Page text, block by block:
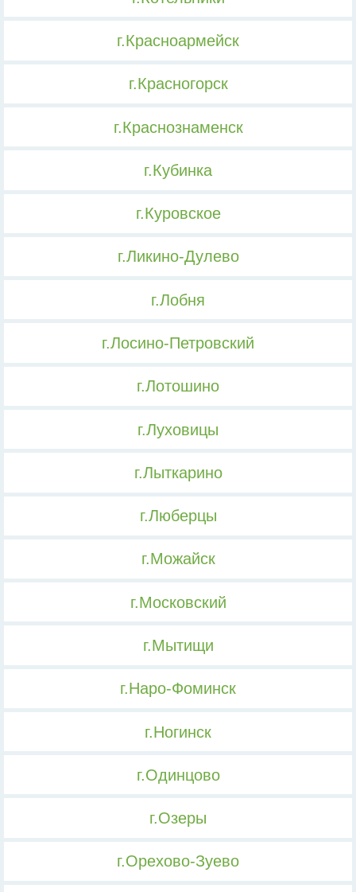
г.Красноармейск
г.Красногорск
г.Краснознаменск
г.Кубинка
г.Куровское
г.Ликино-Дулево
г.Лобня
г.Лосино-Петровский
г.Лотошино
г.Луховицы
г.Лыткарино
г.Люберцы
г.Можайск
г.Московский
г.Мытищи
г.Наро-Фоминск
г.Ногинск
г.Одинцово
г.Озеры
г.Орехово-Зуево